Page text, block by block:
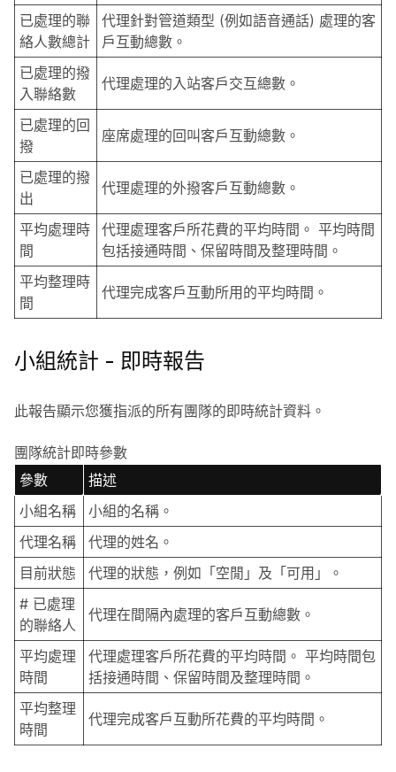
已處理的聯
絡人數總計
代理針對管道類型 (例如語音通話) 處理的客
戶互動總數。
已處理的撥
入聯絡數
代理處理的入站客戶交互總數。
已處理的回
撥
座席處理的回叫客戶互動總數。
已處理的撥
出
代理處理的外撥客戶互動總數。
平均處理時
間
代理處理客戶所花費的平均時間。 平均時間
包括接通時間、保留時間及整理時間。
平均整理時
間
代理完成客戶互動所用的平均時間。
小組統計 - 即時報告
此報告顯示您獲指派的所有團隊的即時統計資料。
團隊統計即時參數
參數
描述
小組名稱
小組的名稱。
代理名稱
代理的姓名。
目前狀態
代理的狀態，例如「空閒」及「可用」。
# 已處理
的聯絡人
代理在間隔內處理的客戶互動總數。
平均處理
時間
代理處理客戶所花費的平均時間。 平均時間包
括接通時間、保留時間及整理時間。
平均整理
時間
代理完成客戶互動所花費的平均時間。